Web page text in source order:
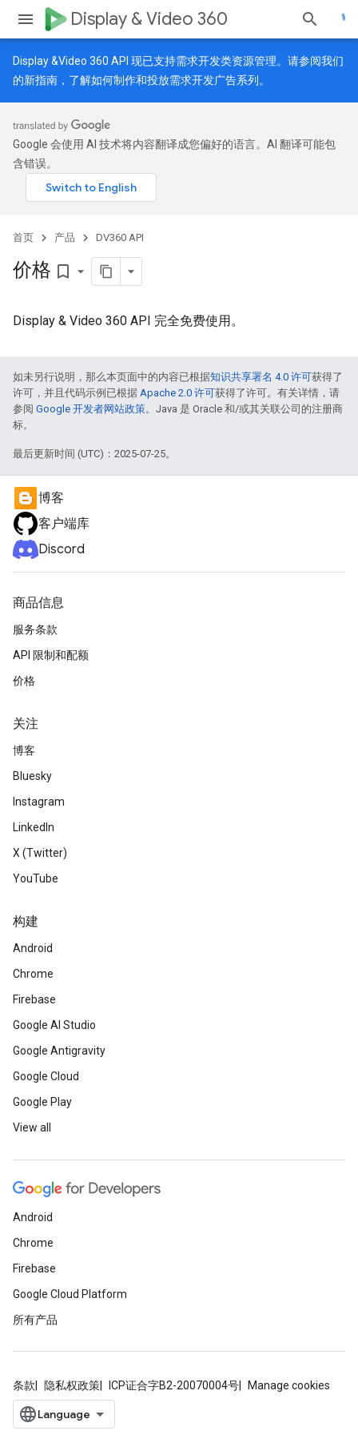
Display & Video 360
Display &Video 360 API 现已支持需求开发类资源管理。请参阅我们
的新指南 ，了解如何制作和投放需求开发广告系列。
Google 会使用 AI 技术将内容翻译成您偏好的语言。AI 翻译可能包
含错误。
首页 产品 DV360 API
价格 bookmark_border
Display & Video 360 API 完全免费使用。
如未另行说明，那么本页面中的内容已根据知识共享署名 4.0 许可获得了
许可，并且代码示例已根据 Apache 2.0 许可获得了许可。有关详情，请
参阅 Google 开发者网站政策。Java 是 Oracle 和/或其关联公司的注册商
标。
最后更新时间 (UTC)：2025-07-25。
博客
客户端库
Discord
商品信息
服务条款
API 限制和配额
价格
关注
博客
Bluesky
Instagram
LinkedIn
X (Twitter)
YouTube
构建
Android
Chrome
Firebase
Google AI Studio
Google Antigravity
Google Cloud
Google Play
View all
Android
Chrome
Firebase
Google Cloud Platform
所有产品
条款 隐私权政策 ICP证合字B2-20070004号 Manage cookies